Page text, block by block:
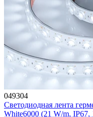
049304
Светодиодная лента
White6000 (21 W/m,